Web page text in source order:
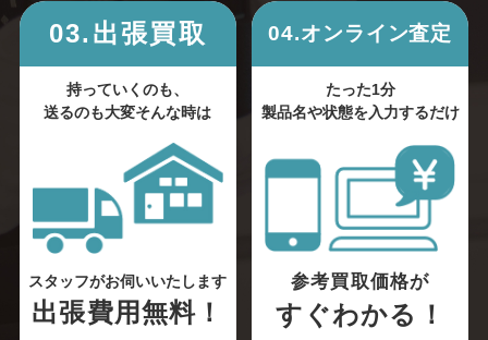
03.出張買取
持っていくのも、
送るのも大変そんな時は
スタッフがお伺いいたします
出張費用無料！
04.オンライン査定
たった1分
製品名や状態を入力するだけ
参考買取価格が
すぐわかる！